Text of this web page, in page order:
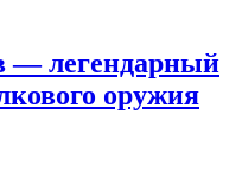
— легендарный
оружия